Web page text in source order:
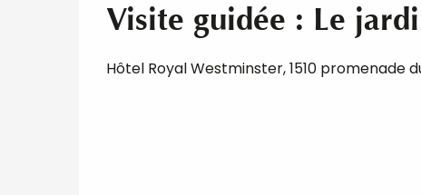
Visite guidée : Le
Hôtel Royal Westminster, 1510 promenade